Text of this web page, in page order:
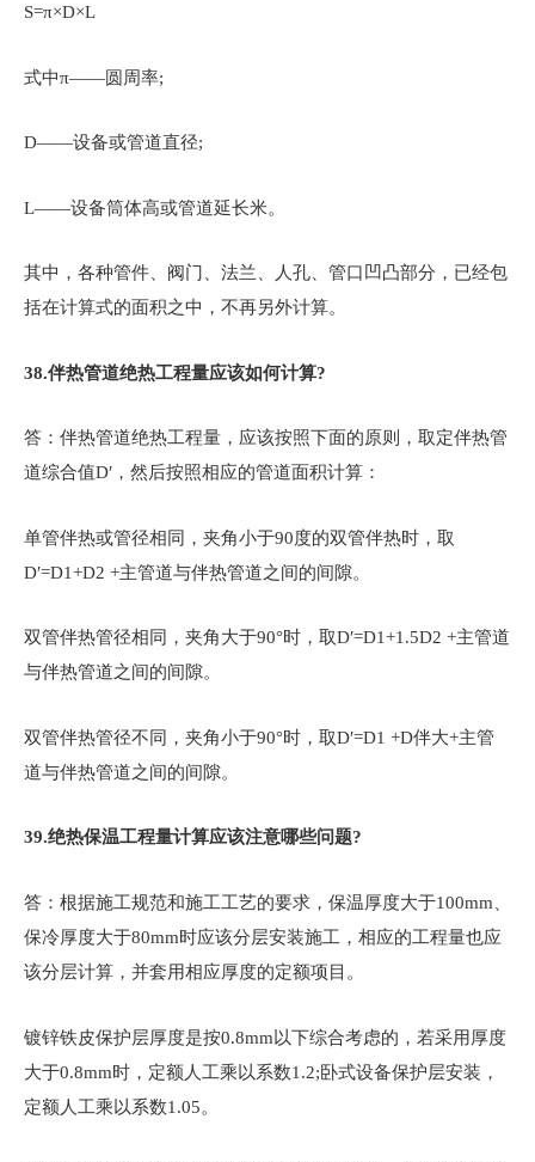
S=π×D×L
式中π——圆周率;
D——设备或管道直径;
L——设备筒体高或管道延长米。
其中，各种管件、阀门、法兰、人孔、管口凹凸部分，已经包
括在计算式的面积之中，不再另外计算。
38.伴热管道绝热工程量应该如何计算?
答：伴热管道绝热工程量，应该按照下面的原则，取定伴热管
道综合值D′，然后按照相应的管道面积计算：
单管伴热或管径相同，夹角小于90度的双管伴热时，取
D′=D1+D2 +主管道与伴热管道之间的间隙。
双管伴热管径相同，夹角大于90°时，取D′=D1+1.5D2 +主管道
与伴热管道之间的间隙。
双管伴热管径不同，夹角小于90°时，取D′=D1 +D伴大+主管
道与伴热管道之间的间隙。
39.绝热保温工程量计算应该注意哪些问题?
答：根据施工规范和施工工艺的要求，保温厚度大于100mm、
保冷厚度大于80mm时应该分层安装施工，相应的工程量也应
该分层计算，并套用相应厚度的定额项目。
镀锌铁皮保护层厚度是按0.8mm以下综合考虑的，若采用厚度
大于0.8mm时，定额人工乘以系数1.2;卧式设备保护层安装，
定额人工乘以系数1.05。